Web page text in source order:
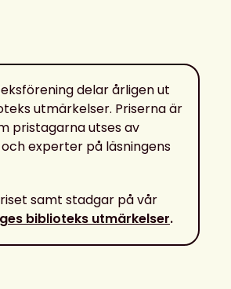
delar årligen ut
utmärkelser. Priserna är
pristagarna utses av
experter på läsningens
samt stadgar på vår
biblioteks utmärkelser.